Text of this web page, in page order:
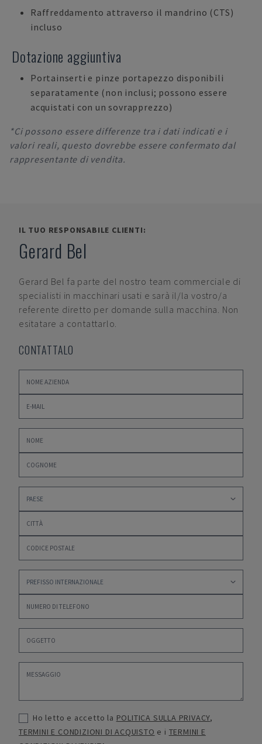
Raffreddamento attraverso il mandrino (CTS)
incluso
Dotazione aggiuntiva
Portainserti e pinze portapezzo disponibili
separatamente (non inclusi; possono essere
acquistati con un sovrapprezzo)
*Ci possono essere differenze tra i dati indicati e i
valori reali, questo dovrebbe essere confermato dal
rappresentante di vendita.
IL TUO RESPONSABILE CLIENTI:
Gerard Bel
Gerard Bel fa parte del nostro team commerciale di
specialisti in macchinari usati e sarà il/la vostro/a
referente diretto per domande sulla macchina. Non
esitatare a contattarlo.
CONTATTALO
Ho letto e accetto la POLITICA SULLA PRIVACY,
TERMINI E CONDIZIONI DI ACQUISTO e i TERMINI E